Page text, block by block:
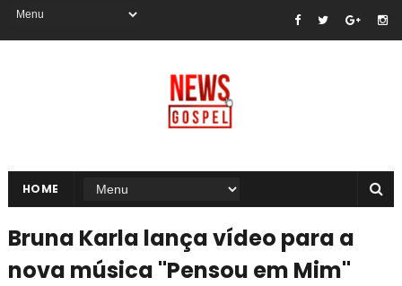
HOME
Bruna Karla lança vídeo para a
nova música "Pensou em Mim"